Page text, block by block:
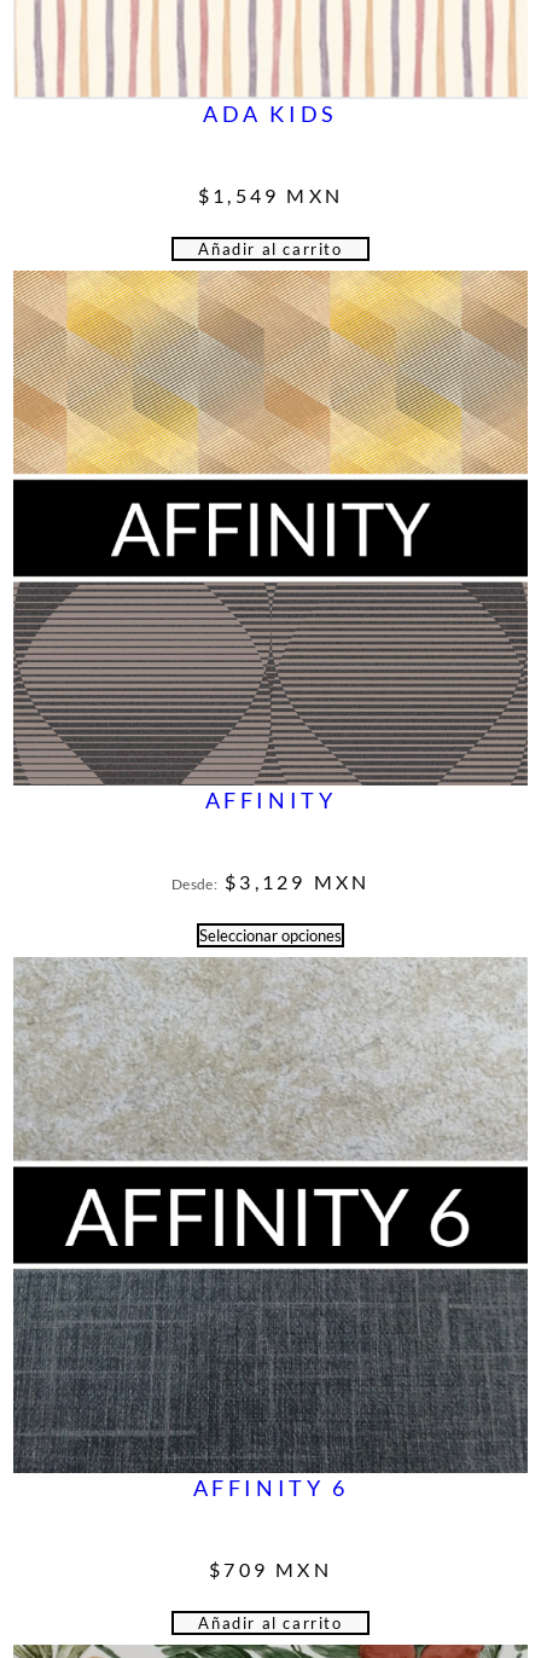
ADA KIDS
$ 1,549 MXN
Añadir al carrito
AFFINITY
Desde: $ 3,129 MXN
Seleccionar opciones
AFFINITY 6
$709 MXN
Añadir al carrito